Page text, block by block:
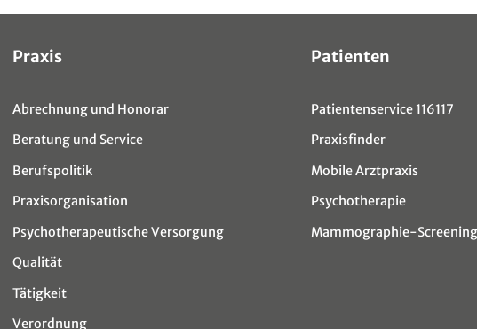
Sitemap
Praxis
Abrechnung und Honorar
Beratung und Service
Berufspolitik
Praxisorganisation
Psychotherapeutische Versorgung
Qualität
Tätigkeit
Verordnung
Patienten
Patientenservice 116117
Praxisfinder
Mobile Arztpraxis
Psychotherapie
Mammographie-Screening